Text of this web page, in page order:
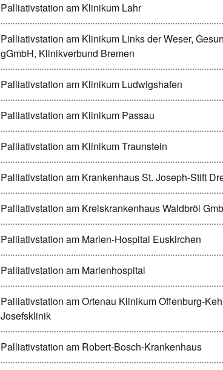
Palliativstation am Klinikum Lahr
Palliativstation am Klinikum Links der Weser,
gGmbH, Klinikverbund Bremen
Palliativstation am Klinikum Ludwigshafen
Palliativstation am Klinikum Passau
Palliativstation am Klinikum Traunstein
Palliativstation am Krankenhaus St. Joseph-Stift
Palliativstation am Kreiskrankenhaus Waldbröl
Palliativstation am Marien-Hospital Euskirchen
Palliativstation am Marienhospital
Palliativstation am Ortenau Klinikum Offenburg-
Josefsklinik
Palliativstation am Robert-Bosch-Krankenhaus